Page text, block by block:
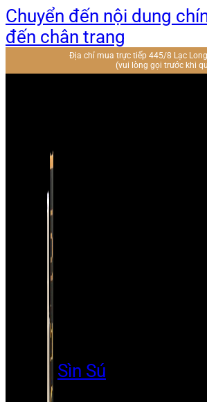
Chuyển đến nội dung
đến chân trang
Địa chỉ mua trực tiếp 445/8 Lạc Long
(vui lòng gọi trước khi
Sìn Sú